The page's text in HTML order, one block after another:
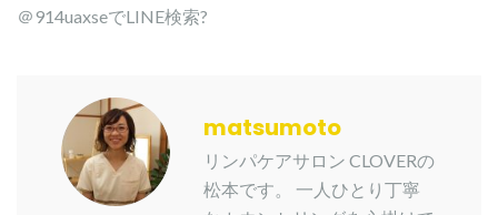
＠914uaxseでLINE検索?
matsumoto
リンパケアサロン CLOVERの
松本です。 一人ひとり丁寧